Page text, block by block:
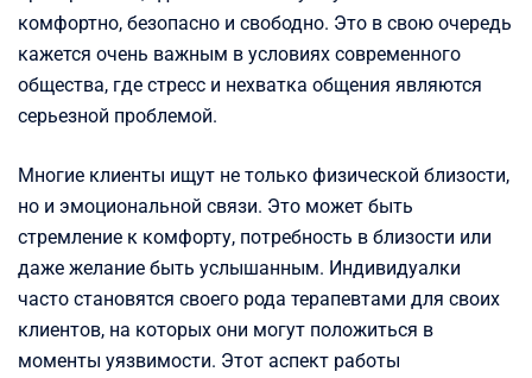
комфортно, безопасно и свободно. Это в свою очередь
кажется очень важным в условиях современного
общества, где стресс и нехватка общения являются
серьезной проблемой.
Многие клиенты ищут не только физической близости,
но и эмоциональной связи. Это может быть
стремление к комфорту, потребность в близости или
даже желание быть услышанным. Индивидуалки
часто становятся своего рода терапевтами для своих
клиентов, на которых они могут положиться в
моменты уязвимости. Этот аспект работы